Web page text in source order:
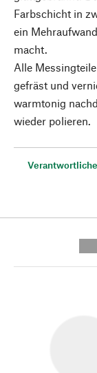
Farbschicht in
ein
macht.
Alle
gefräst und
warmtonig
wieder polieren.